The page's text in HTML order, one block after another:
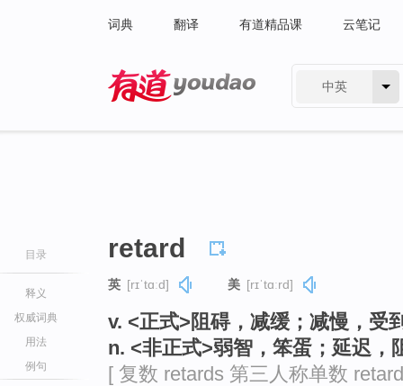
词典 翻译 有道精品课 云笔记
中英
目录
释义
权威词典
用法
例句
retard
英 [rɪˈtɑːd] 美 [rɪˈtɑːrd]
v. <正式>阻碍，减缓；减慢，受
n. <非正式>弱智，笨蛋；延迟，
[ 复数 retards 第三人称单数